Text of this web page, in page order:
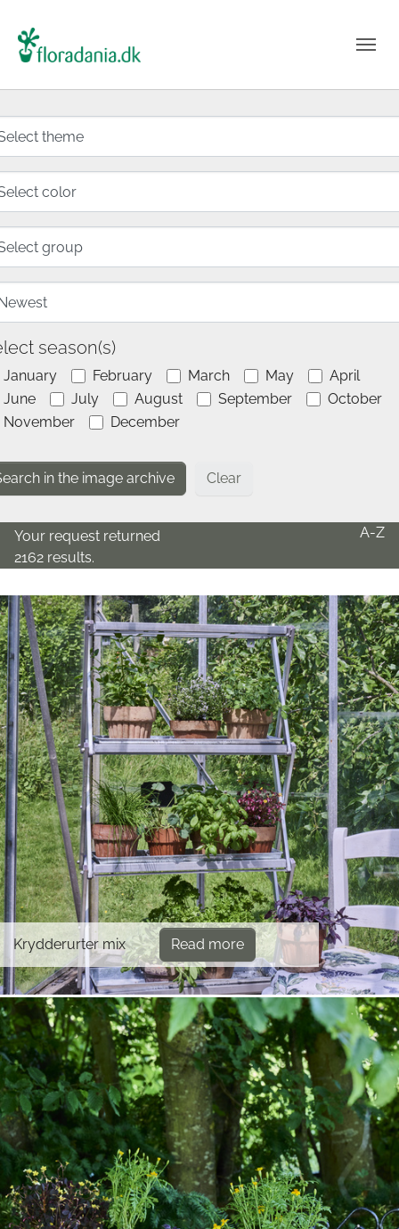
Clear
season(s)
January February March May
April
June
July August September
October
November
December
Your request returned
2162 results.
A-Z
Krydderurter mix Read more